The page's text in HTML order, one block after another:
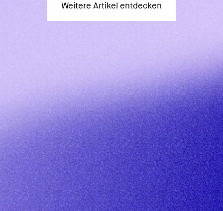
Weitere Artikel entdecken